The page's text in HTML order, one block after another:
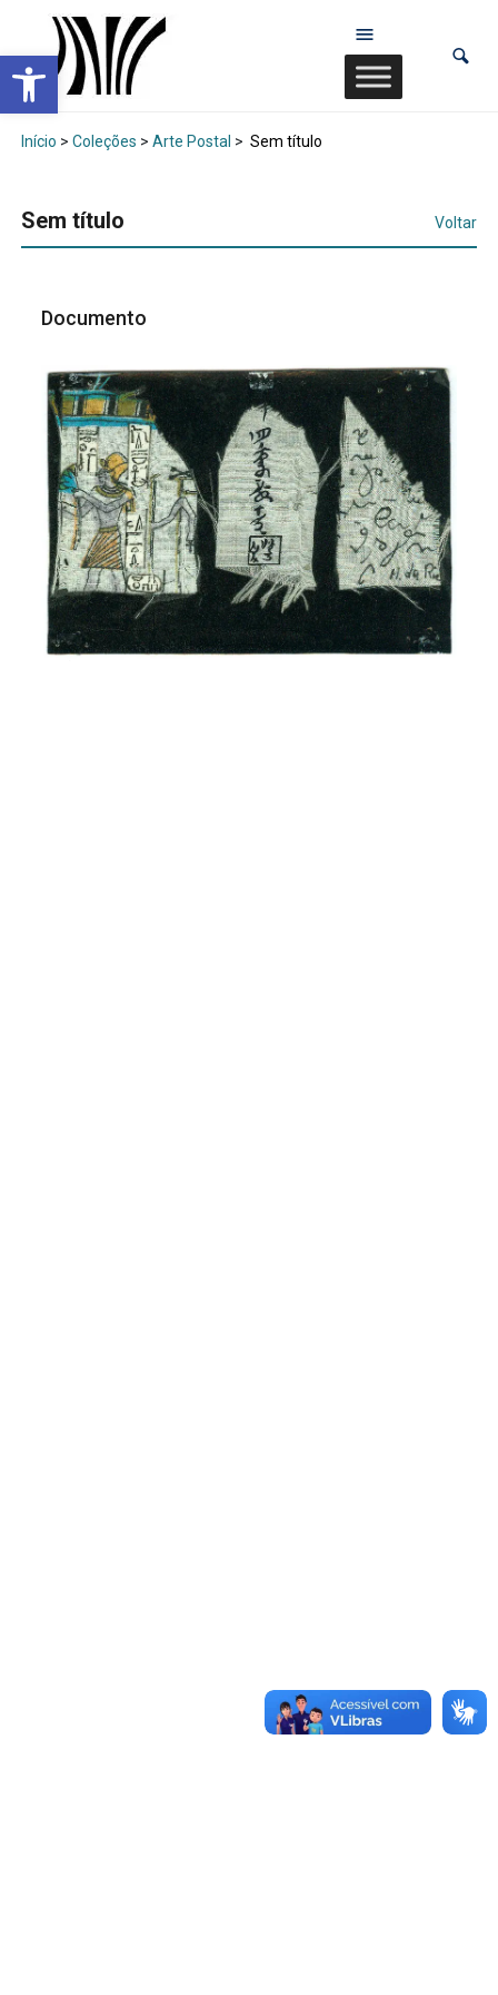
Abrir a barra de ferramentas
Início > Coleções > Arte Postal > Sem título
Sem título Voltar
Documento